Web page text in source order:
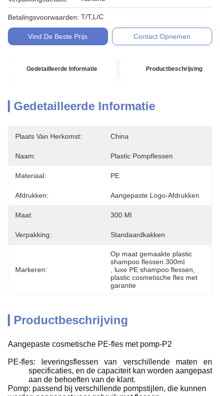
Betalingsvoorwaarden: T/T,L/C
Vind De Beste Prijs Contact Opnemen
Gedetailleerde Informatie Productbeschrijving
Gedetailleerde Informatie
Plaats Van Herkomst: China
Naam: Plastic Pompflessen
Materiaal: PE
Afdrukken: Aangepaste Logo-Afdrukken
Maat: 300 Ml
Verpakking: Standaardkakken
Markeren:
Op maat gemaakte plastic
shampoo flessen 300ml
luxe PE shampoo flessen
plastic cosmetische fles met
garantie
Productbeschrijving
Aangepaste cosmetische PE-fles met pomp-P2
PE-fles: leveringsflessen van verschillende maten en
specificaties, en de capaciteit kan worden aangepast
aan de behoeften van de klant.
Pomp: passend bij verschillende pompstijlen, die kunnen